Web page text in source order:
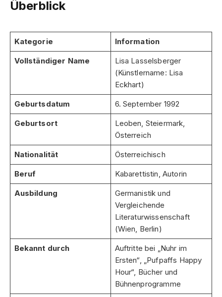
Überblick
Kategorie Information
Vollständiger Name
Lisa Lasselsberger
(Künstlername: Lisa
Eckhart)
Geburtsdatum 6. September 1992
Geburtsort
Leoben, Steiermark,
Österreich
Nationalität Österreichisch
Beruf Kabarettistin, Autorin
Ausbildung
Germanistik und
Vergleichende
Literaturwissenschaft
(Wien, Berlin)
Bekannt durch
Auftritte bei „Nuhr im
Ersten“, „Pufpaffs Happy
Hour“, Bücher und
Bühnenprogramme